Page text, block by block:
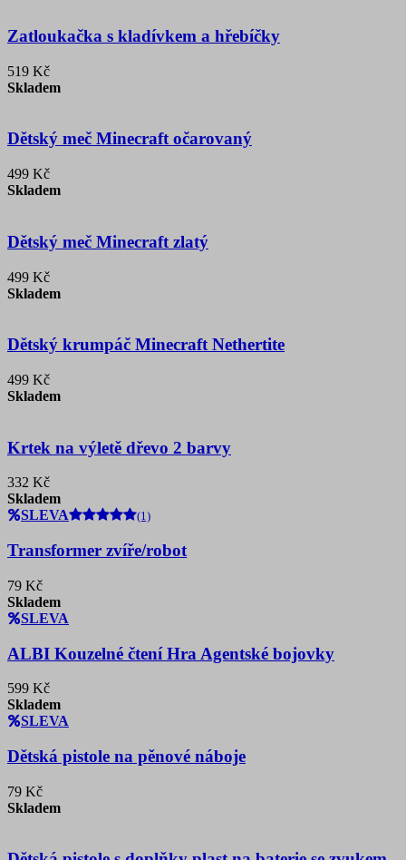
Zatloukačka s kladívkem a hřebíčky
519 Kč
Skladem
Dětský meč Minecraft očarovaný
499 Kč
Skladem
Dětský meč Minecraft zlatý
499 Kč
Skladem
Dětský krumpáč Minecraft Nethertite
499 Kč
Skladem
Krtek na výletě dřevo 2 barvy
332 Kč
Skladem
SLEVA
(1)
Transformer zvíře/robot
79 Kč
Skladem
SLEVA
ALBI Kouzelné čtení Hra Agentské bojovky
599 Kč
Skladem
SLEVA
Dětská pistole na pěnové náboje
79 Kč
Skladem